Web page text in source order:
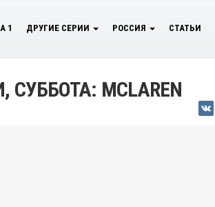
1 ДРУГИЕ СЕРИИ РОССИЯ СТАТЬИ
MCLAREN